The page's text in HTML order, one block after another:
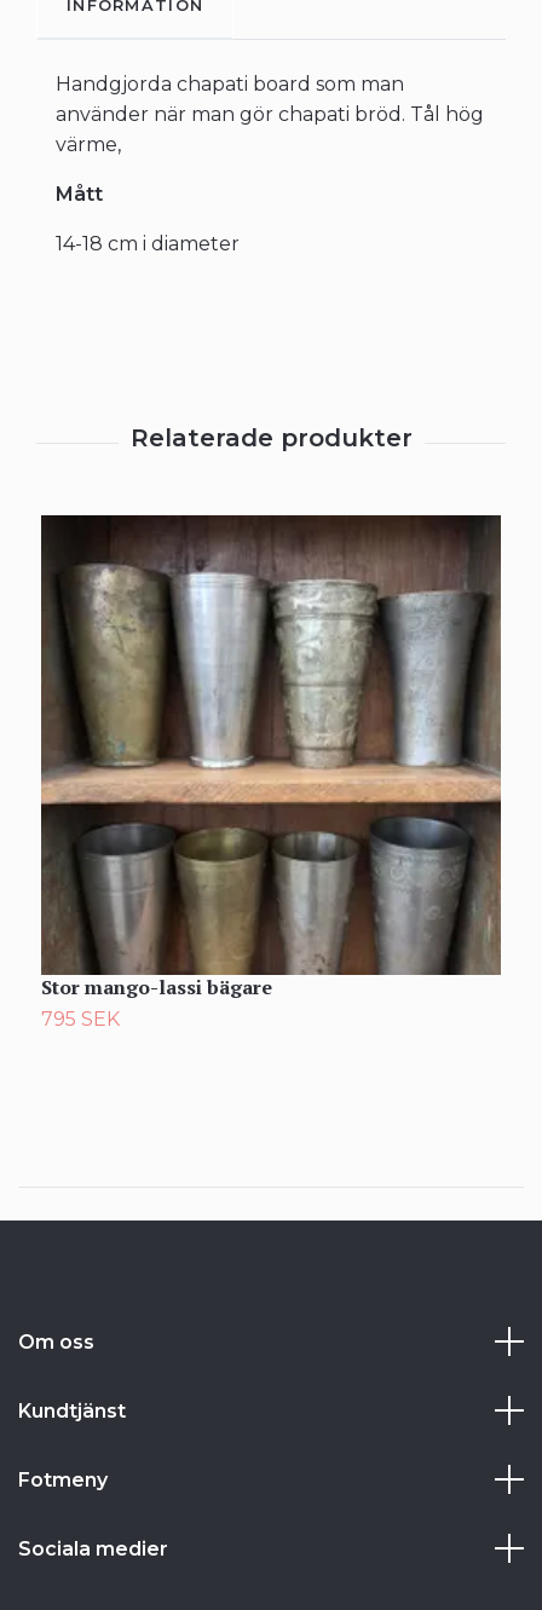
INFORMATION
Handgjorda chapati board som man
använder när man gör chapati bröd. Tål hög
värme,
Mått
14-18 cm i diameter
Stor mango-lassi bägare
795 SEK
Om oss
Kundtjänst
Fotmeny
Sociala medier